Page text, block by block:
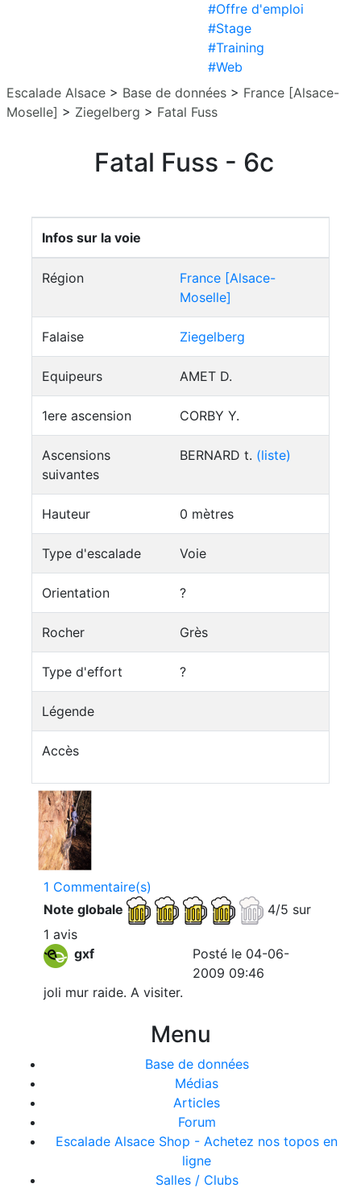
#Offre d'emploi
#Stage
#Training
#Web
Escalade Alsace > Base de données > France [Alsace-
Moselle] > Ziegelberg > Fatal Fuss
Fatal Fuss - 6c
Infos sur la voie
Région
France [Alsace-
Moselle]
Falaise Ziegelberg
Equipeurs AMET D.
1ere ascension CORBY Y.
Ascensions
suivantes
BERNARD t. (liste)
Hauteur 0 mètres
Type d'escalade Voie
Orientation ?
Rocher Grès
Type d'effort ?
Légende
Accès
1 Commentaire(s)
Note globale
4/5 sur
1 avis
gxf
Posté le 04-06-
2009 09:46
joli mur raide. A visiter.
Menu
Base de données
Médias
Articles
Forum
Escalade Alsace Shop - Achetez nos topos en
ligne
Salles / Clubs